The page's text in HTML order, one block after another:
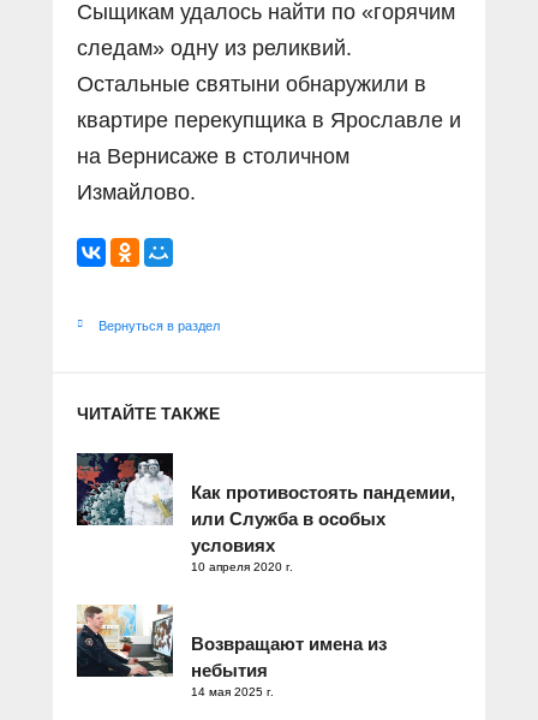
Сыщикам удалось найти по «горячим
следам» одну из реликвий.
Остальные святыни обнаружили в
квартире перекупщика в Ярославле и
на Вернисаже в столичном
Измайлово.
Вернуться в раздел
ЧИТАЙТЕ ТАКЖЕ
Как противостоять пандемии,
или Служба в особых
условиях
10 апреля 2020 г.
Возвращают имена из
небытия
14 мая 2025 г.